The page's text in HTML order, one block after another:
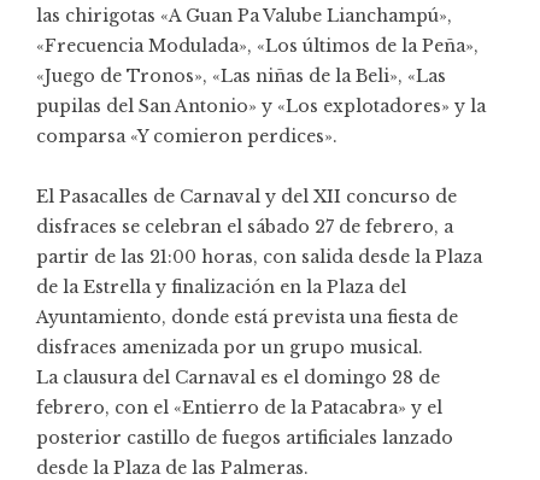
las chirigotas «A Guan Pa Valube Lianchampú»,
«Frecuencia Modulada», «Los últimos de la Peña»,
«Juego de Tronos», «Las niñas de la Beli», «Las
pupilas del San Antonio» y «Los explotadores» y la
comparsa «Y comieron perdices».
El Pasacalles de Carnaval y del XII concurso de
disfraces se celebran el sábado 27 de febrero, a
partir de las 21:00 horas, con salida desde la Plaza
de la Estrella y finalización en la Plaza del
Ayuntamiento, donde está prevista una fiesta de
disfraces amenizada por un grupo musical.
La clausura del Carnaval es el domingo 28 de
febrero, con el «Entierro de la Patacabra» y el
posterior castillo de fuegos artificiales lanzado
desde la Plaza de las Palmeras.